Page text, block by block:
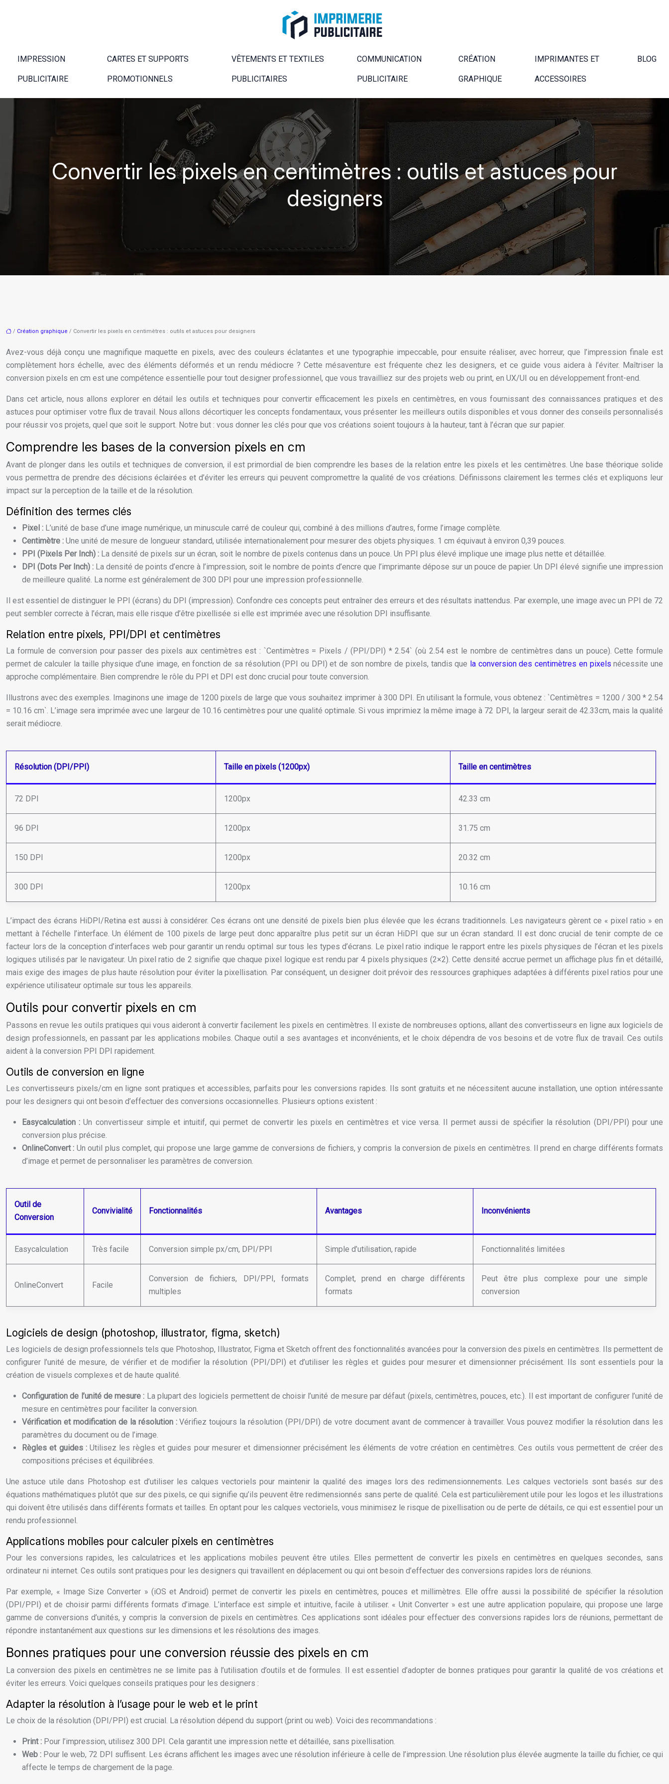
IMPRESSION
PUBLICITAIRE
CARTES ET SUPPORTS
PROMOTIONNELS
VÊTEMENTS ET TEXTILES
PUBLICITAIRES
COMMUNICATION
PUBLICITAIRE
CRÉATION
GRAPHIQUE
IMPRIMANTES ET
ACCESSOIRES
BLOG
Convertir les pixels en centimètres : outils et astuces pour
designers
/ Création graphique / Convertir les pixels en centimètres : outils et astuces pour designers
Avez-vous déjà conçu une magnifique maquette en pixels, avec des couleurs éclatantes et une typographie impeccable, pour ensuite réaliser, avec horreur, que l’impression finale est
complètement hors échelle, avec des éléments déformés et un rendu médiocre ? Cette mésaventure est fréquente chez les designers, et ce guide vous aidera à l’éviter. Maîtriser la
conversion pixels en cm est une compétence essentielle pour tout designer professionnel, que vous travailliez sur des projets web ou print, en UX/UI ou en développement front-end.
Dans cet article, nous allons explorer en détail les outils et techniques pour convertir efficacement les pixels en centimètres, en vous fournissant des connaissances pratiques et des
astuces pour optimiser votre flux de travail. Nous allons décortiquer les concepts fondamentaux, vous présenter les meilleurs outils disponibles et vous donner des conseils personnalisés
pour réussir vos projets, quel que soit le support. Notre but : vous donner les clés pour que vos créations soient toujours à la hauteur, tant à l’écran que sur papier.
Comprendre les bases de la conversion pixels en cm
Avant de plonger dans les outils et techniques de conversion, il est primordial de bien comprendre les bases de la relation entre les pixels et les centimètres. Une base théorique solide
vous permettra de prendre des décisions éclairées et d’éviter les erreurs qui peuvent compromettre la qualité de vos créations. Définissons clairement les termes clés et expliquons leur
impact sur la perception de la taille et de la résolution.
Définition des termes clés
Pixel : L’unité de base d’une image numérique, un minuscule carré de couleur qui, combiné à des millions d’autres, forme l’image complète.
Centimètre : Une unité de mesure de longueur standard, utilisée internationalement pour mesurer des objets physiques. 1 cm équivaut à environ 0,39 pouces.
PPI (Pixels Per Inch) : La densité de pixels sur un écran, soit le nombre de pixels contenus dans un pouce. Un PPI plus élevé implique une image plus nette et détaillée.
DPI (Dots Per Inch) : La densité de points d’encre à l’impression, soit le nombre de points d’encre que l’imprimante dépose sur un pouce de papier. Un DPI élevé signifie une impression
de meilleure qualité. La norme est généralement de 300 DPI pour une impression professionnelle.
Il est essentiel de distinguer le PPI (écrans) du DPI (impression). Confondre ces concepts peut entraîner des erreurs et des résultats inattendus. Par exemple, une image avec un PPI de 72
peut sembler correcte à l’écran, mais elle risque d’être pixellisée si elle est imprimée avec une résolution DPI insuffisante.
Relation entre pixels, PPI/DPI et centimètres
La formule de conversion pour passer des pixels aux centimètres est : `Centimètres = Pixels / (PPI/DPI) * 2.54` (où 2.54 est le nombre de centimètres dans un pouce). Cette formule
permet de calculer la taille physique d’une image, en fonction de sa résolution (PPI ou DPI) et de son nombre de pixels, tandis que la conversion des centimètres en pixels nécessite une
approche complémentaire. Bien comprendre le rôle du PPI et DPI est donc crucial pour toute conversion.
Illustrons avec des exemples. Imaginons une image de 1200 pixels de large que vous souhaitez imprimer à 300 DPI. En utilisant la formule, vous obtenez : `Centimètres = 1200 / 300 * 2.54
= 10.16 cm`. L’image sera imprimée avec une largeur de 10.16 centimètres pour une qualité optimale. Si vous imprimiez la même image à 72 DPI, la largeur serait de 42.33cm, mais la qualité
serait médiocre.
Résolution (DPI/PPI) Taille en pixels (1200px) Taille en centimètres
72 DPI 1200px 42.33 cm
96 DPI 1200px 31.75 cm
150 DPI 1200px 20.32 cm
300 DPI 1200px 10.16 cm
L’impact des écrans HiDPI/Retina est aussi à considérer. Ces écrans ont une densité de pixels bien plus élevée que les écrans traditionnels. Les navigateurs gèrent ce « pixel ratio » en
mettant à l’échelle l’interface. Un élément de 100 pixels de large peut donc apparaître plus petit sur un écran HiDPI que sur un écran standard. Il est donc crucial de tenir compte de ce
facteur lors de la conception d’interfaces web pour garantir un rendu optimal sur tous les types d’écrans. Le pixel ratio indique le rapport entre les pixels physiques de l’écran et les pixels
logiques utilisés par le navigateur. Un pixel ratio de 2 signifie que chaque pixel logique est rendu par 4 pixels physiques (2×2). Cette densité accrue permet un affichage plus fin et détaillé,
mais exige des images de plus haute résolution pour éviter la pixellisation. Par conséquent, un designer doit prévoir des ressources graphiques adaptées à différents pixel ratios pour une
expérience utilisateur optimale sur tous les appareils.
Outils pour convertir pixels en cm
Passons en revue les outils pratiques qui vous aideront à convertir facilement les pixels en centimètres. Il existe de nombreuses options, allant des convertisseurs en ligne aux logiciels de
design professionnels, en passant par les applications mobiles. Chaque outil a ses avantages et inconvénients, et le choix dépendra de vos besoins et de votre flux de travail. Ces outils
aident à la conversion PPI DPI rapidement.
Outils de conversion en ligne
Les convertisseurs pixels/cm en ligne sont pratiques et accessibles, parfaits pour les conversions rapides. Ils sont gratuits et ne nécessitent aucune installation, une option intéressante
pour les designers qui ont besoin d’effectuer des conversions occasionnelles. Plusieurs options existent :
Easycalculation :Un convertisseur simple et intuitif, qui permet de convertir les pixels en centimètres et vice versa. Il permet aussi de spécifier la résolution (DPI/PPI) pour une
conversion plus précise.
OnlineConvert : Un outil plus complet, qui propose une large gamme de conversions de fichiers, y compris la conversion de pixels en centimètres. Il prend en charge différents formats
d’image et permet de personnaliser les paramètres de conversion.
Outil de
Conversion
Convivialité Fonctionnalités Avantages Inconvénients
Easycalculation Très facile Conversion simple px/cm, DPI/PPI Simple d’utilisation, rapide Fonctionnalités limitées
OnlineConvert Facile
Conversion de fichiers, DPI/PPI, formats
multiples
Complet, prend en charge différents
formats
Peut être plus complexe pour une simple
conversion
Logiciels de design (photoshop, illustrator, figma, sketch)
Les logiciels de design professionnels tels que Photoshop, Illustrator, Figma et Sketch offrent des fonctionnalités avancées pour la conversion des pixels en centimètres. Ils permettent de
configurer l’unité de mesure, de vérifier et de modifier la résolution (PPI/DPI) et d’utiliser les règles et guides pour mesurer et dimensionner précisément. Ils sont essentiels pour la
création de visuels complexes et de haute qualité.
Configuration de l’unité de mesure : La plupart des logiciels permettent de choisir l’unité de mesure par défaut (pixels, centimètres, pouces, etc.). Il est important de configurer l’unité de
mesure en centimètres pour faciliter la conversion.
Vérification et modification de la résolution :Vérifiez toujours la résolution (PPI/DPI) de votre document avant de commencer à travailler. Vous pouvez modifier la résolution dans les
paramètres du document ou de l’image.
Règles et guides :Utilisez les règles et guides pour mesurer et dimensionner précisément les éléments de votre création en centimètres. Ces outils vous permettent de créer des
compositions précises et équilibrées.
Une astuce utile dans Photoshop est d’utiliser les calques vectoriels pour maintenir la qualité des images lors des redimensionnements. Les calques vectoriels sont basés sur des
équations mathématiques plutôt que sur des pixels, ce qui signifie qu’ils peuvent être redimensionnés sans perte de qualité. Cela est particulièrement utile pour les logos et les illustrations
qui doivent être utilisés dans différents formats et tailles. En optant pour les calques vectoriels, vous minimisez le risque de pixellisation ou de perte de détails, ce qui est essentiel pour un
rendu professionnel.
Applications mobiles pour calculer pixels en centimètres
Pour les conversions rapides, les calculatrices et les applications mobiles peuvent être utiles. Elles permettent de convertir les pixels en centimètres en quelques secondes, sans
ordinateur ni internet. Ces outils sont pratiques pour les designers qui travaillent en déplacement ou qui ont besoin d’effectuer des conversions rapides lors de réunions.
Par exemple, « Image Size Converter » (iOS et Android) permet de convertir les pixels en centimètres, pouces et millimètres. Elle offre aussi la possibilité de spécifier la résolution
(DPI/PPI) et de choisir parmi différents formats d’image. L’interface est simple et intuitive, facile à utiliser. « Unit Converter » est une autre application populaire, qui propose une large
gamme de conversions d’unités, y compris la conversion de pixels en centimètres. Ces applications sont idéales pour effectuer des conversions rapides lors de réunions, permettant de
répondre instantanément aux questions sur les dimensions et les résolutions des images.
Bonnes pratiques pour une conversion réussie des pixels en cm
La conversion des pixels en centimètres ne se limite pas à l’utilisation d’outils et de formules. Il est essentiel d’adopter de bonnes pratiques pour garantir la qualité de vos créations et
éviter les erreurs. Voici quelques conseils pratiques pour les designers :
Adapter la résolution à l’usage pour le web et le print
Le choix de la résolution (DPI/PPI) est crucial. La résolution dépend du support (print ou web). Voici des recommandations :
Print : Pour l’impression, utilisez 300 DPI. Cela garantit une impression nette et détaillée, sans pixellisation.
Web : Pour le web, 72 DPI suffisent. Les écrans affichent les images avec une résolution inférieure à celle de l’impression. Une résolution plus élevée augmente la taille du fichier, ce qui
affecte le temps de chargement de la page.